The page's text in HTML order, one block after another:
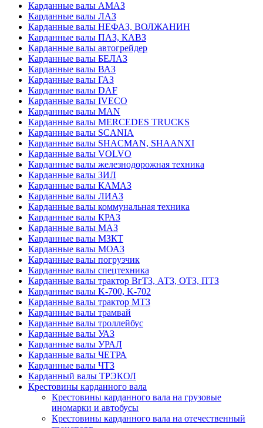
Карданные валы АМАЗ
Карданные валы ЛАЗ
Карданные валы НЕФАЗ, ВОЛЖАНИН
Карданные валы ПАЗ, КАВЗ
Карданные валы автогрейдер
Карданные валы БЕЛАЗ
Карданные валы ВАЗ
Карданные валы ГАЗ
Карданные валы DAF
Карданные валы IVECO
Карданные валы MAN
Карданные валы MERCEDES TRUCKS
Карданные валы SCANIA
Карданные валы SHACMAN, SHAANXI
Карданные валы VOLVO
Карданные валы железнодорожная техника
Карданные валы ЗИЛ
Карданные валы КАМАЗ
Карданные валы ЛИАЗ
Карданные валы коммунальная техника
Карданные валы КРАЗ
Карданные валы МАЗ
Карданные валы МЗКТ
Карданные валы МОАЗ
Карданные валы погрузчик
Карданные валы спецтехника
Карданные валы трактор ВгТЗ, АТЗ, ОТЗ, ПТЗ
Карданные валы K-700, K-702
Карданные валы трактор МТЗ
Карданные валы трамвай
Карданные валы троллейбус
Карданные валы УАЗ
Карданные валы УРАЛ
Карданные валы ЧЕТРА
Карданные валы ЧТЗ
Карданный валы ТРЭКОЛ
Крестовины карданного вала
Крестовины карданного вала на грузовые
иномарки и автобусы
Крестовины карданного вала на отечественный